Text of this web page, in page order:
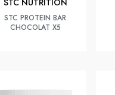
STC NUTRITION
STC PROTEIN BAR
CHOCOLAT X5